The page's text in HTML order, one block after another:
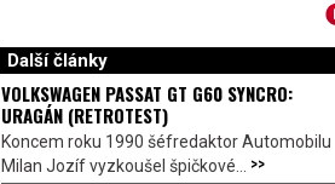
Další články
VOLKSWAGEN PASSAT GT G60 SYNCRO:
URAGÁN (RETROTEST)
Koncem roku 1990 šéfredaktor Automobilu
Milan Jozíf vyzkoušel špičkové... >>